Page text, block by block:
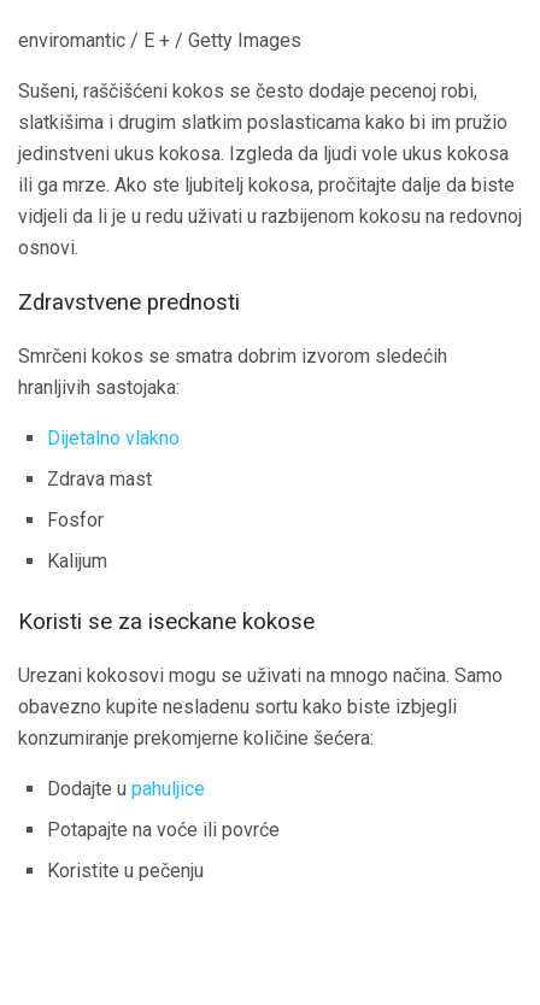
enviromantic / E + / Getty Images
Sušeni, raščišćeni kokos se često dodaje pecenoj robi,
slatkišima i drugim slatkim poslasticama kako bi im pružio
jedinstveni ukus kokosa. Izgleda da ljudi vole ukus kokosa
ili ga mrze. Ako ste ljubitelj kokosa, pročitajte dalje da biste
vidjeli da li je u redu uživati ​​u razbijenom kokosu na redovnoj
osnovi.
Zdravstvene prednosti
Smrčeni kokos se smatra dobrim izvorom sledećih
hranljivih sastojaka:
Dijetalno vlakno
Zdrava mast
Fosfor
Kalijum
Koristi se za iseckane kokose
Urezani kokosovi mogu se uživati ​​na mnogo načina. Samo
obavezno kupite nesladenu sortu kako biste izbjegli
konzumiranje prekomjerne količine šećera:
Dodajte u pahuljice
Potapajte na voće ili povrće
Koristite u pečenju